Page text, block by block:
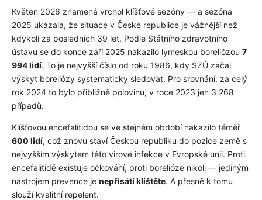
Květen 2026 znamená vrchol klíšťové sezóny — a sezóna
2025 ukázala, že situace v České republice je vážnější než
kdykoli za posledních 39 let. Podle Státního zdravotního
ústavu se do konce září 2025 nakazilo lymeskou boreliózou 7
994 lidí. To je nejvyšší číslo od roku 1986, kdy SZÚ začal
výskyt boreliózy systematicky sledovat. Pro srovnání: za celý
rok 2024 to bylo přibližně polovinu, v roce 2023 jen 3 268
případů.
Klíšťovou encefalitidou se ve stejném období nakazilo téměř
600 lidí, což znovu staví Českou republiku do pozice země s
nejvyšším výskytem této virové infekce v Evropské unii. Proti
encefalitidě existuje očkování, proti borelióze nikoli — jediným
nástrojem prevence je nepřisátí klíštěte. A přesně k tomu
slouží kvalitní repelent.